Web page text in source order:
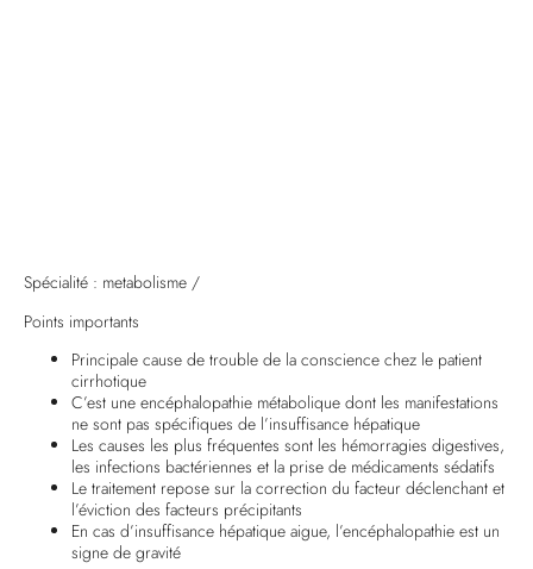
Spécialité : metabolisme /
Points importants
Principale cause de trouble de la conscience chez le patient
cirrhotique
C’est une encéphalopathie métabolique dont les manifestations
ne sont pas spécifiques de l’insuffisance hépatique
Les causes les plus fréquentes sont les hémorragies digestives,
les infections bactériennes et la prise de médicaments sédatifs
Le traitement repose sur la correction du facteur déclenchant et
l’éviction des facteurs précipitants
En cas d’insuffisance hépatique aigue, l’encéphalopathie est un
signe de gravité